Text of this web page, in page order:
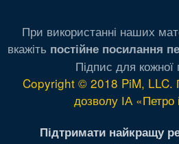
При використанні наших
вкажіть постійне посилання
Підпис для кожної
Copyright © 2018 PiM, LLC.
дозволу ІА «Петро
Підтримати найкращу